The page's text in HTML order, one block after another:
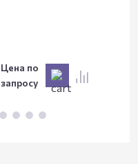
Цена по
запросу